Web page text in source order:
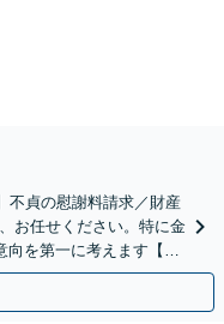
不貞の慰謝料請求／財産
お任せください。特に金
向を第一に考えます【子